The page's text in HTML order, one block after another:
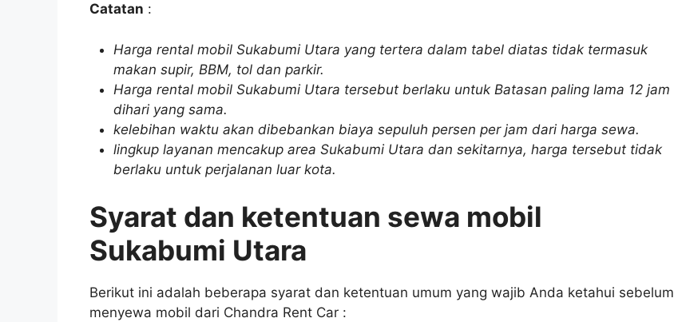
Catatan :
Harga rental mobil Sukabumi Utara yang tertera dalam tabel diatas tidak termasuk
makan supir, BBM, tol dan parkir.
Harga rental mobil Sukabumi Utara tersebut berlaku untuk Batasan paling lama 12 jam
dihari yang sama.
kelebihan waktu akan dibebankan biaya sepuluh persen per jam dari harga sewa.
lingkup layanan mencakup area Sukabumi Utara dan sekitarnya, harga tersebut tidak
berlaku untuk perjalanan luar kota.
Syarat dan ketentuan sewa mobil
Sukabumi Utara
Berikut ini adalah beberapa syarat dan ketentuan umum yang wajib Anda ketahui sebelum
menyewa mobil dari Chandra Rent Car :